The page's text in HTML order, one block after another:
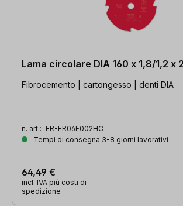
Lama circolare DIA 160 x 1,8/1,2 x
Fibrocemento | cartongesso | denti DIA
n. art.: FR-FR06F002HC
Tempi di consegna 3-8 giorni lavorativi
64,49 €
incl. IVA più costi di
spedizione